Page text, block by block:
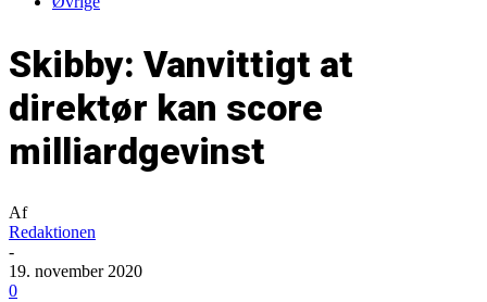
Skibby: Vanvittigt at
direktør kan score
milliardgevinst
Af
Redaktionen
-
19. november 2020
0